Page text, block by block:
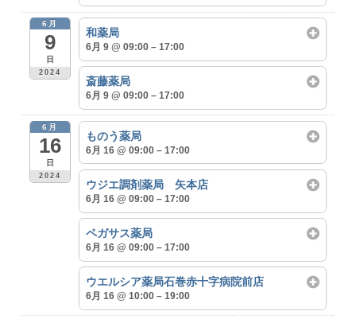
6月
9
日
2024
和薬局
6月 9 @ 09:00 – 17:00
斎藤薬局
6月 9 @ 09:00 – 17:00
6月
16
日
2024
ものう薬局
6月 16 @ 09:00 – 17:00
ウジエ調剤薬局 矢本店
6月 16 @ 09:00 – 17:00
ペガサス薬局
6月 16 @ 09:00 – 17:00
ウエルシア薬局石巻赤十字病院前店
6月 16 @ 10:00 – 19:00